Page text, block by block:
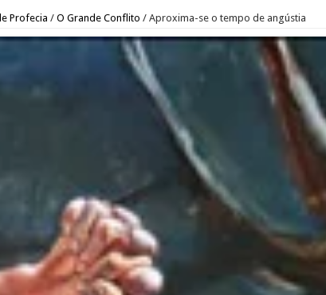
Profecia / O Grande Conflito / Aproxima-se o tempo de angústia